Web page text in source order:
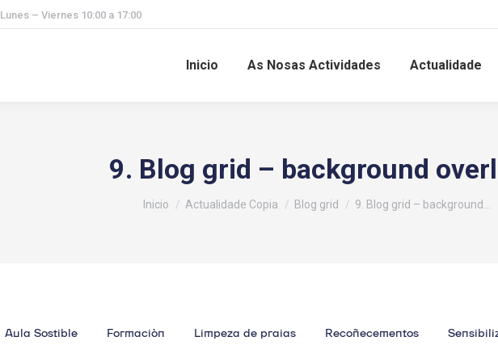
Lunes – Viernes 10:00 a 17:00
Inicio As Nosas Actividades Actualidade
9. Blog grid – background
Estás aquí:
Inicio Actualidade Copia Blog grid 9. Blog grid – background…
Aula Sostible Formación Limpeza de praias Recoñecementos